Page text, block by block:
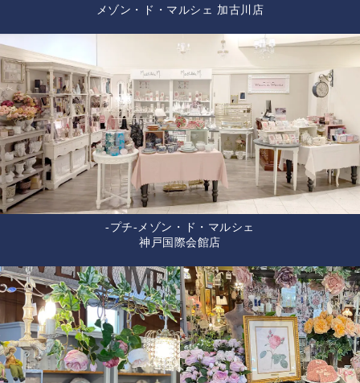
メゾン・ド・マルシェ 加古川店
-プチ-メゾン・ド・マルシェ
神戸国際会館店